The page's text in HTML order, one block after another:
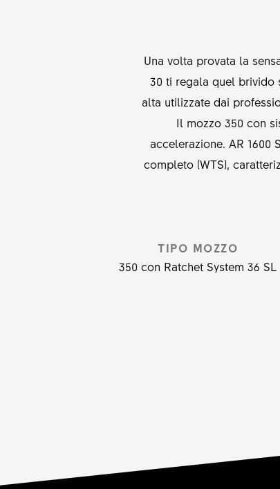
Una volta provata la
30 ti regala quel brivido
alta utilizzate dai
Il mozzo 350 con
accelerazione. AR 1600
completo (WTS),
TIPO MOZZO
350 con Ratchet System 36 SL